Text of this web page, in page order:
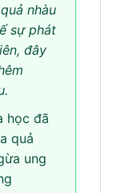
nhàu
sự phát
đây
học đã
quả
ung